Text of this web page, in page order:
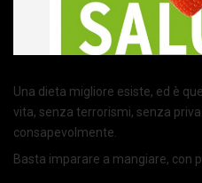
Una dieta migliore esiste, ed è
vita, senza terrorismi, senza
consapevolmente.
Basta imparare a mangiare, con